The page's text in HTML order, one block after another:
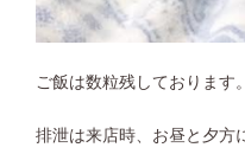
ご飯は数粒残しております。
排泄は来店時、お昼と夕方